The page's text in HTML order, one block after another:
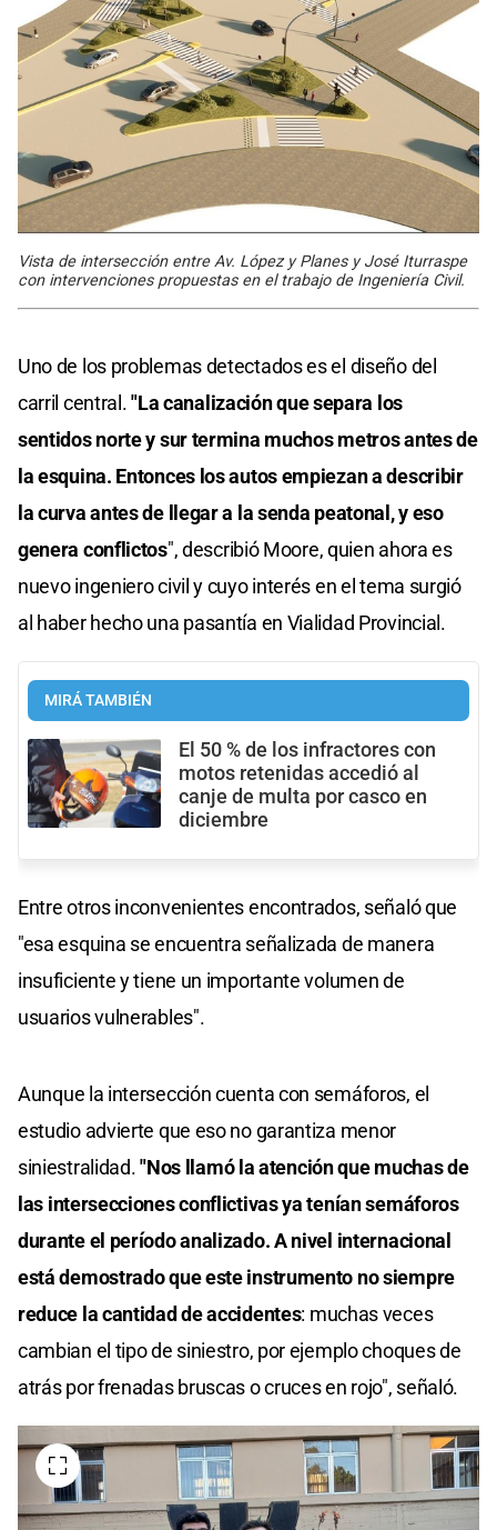
Vista de intersección entre Av. López y Planes y José Iturraspe
con intervenciones propuestas en el trabajo de Ingeniería Civil.
Uno de los problemas detectados es el diseño del
carril central."La canalización que separa los
sentidos norte y sur termina muchos metros antes de
la esquina. Entonces los autos empiezan a describir
la curva antes de llegar a la senda peatonal, y eso
genera conflictos", describió Moore, quien ahora es
nuevo ingeniero civil y cuyo interés en el tema surgió
al haber hecho una pasantía en Vialidad Provincial.
MIRÁ TAMBIÉN
El 50 % de los infractores con
motos retenidas accedió al
canje de multa por casco en
diciembre
Entre otros inconvenientes encontrados, señaló que
"esa esquina se encuentra señalizada de manera
insuficiente y tiene un importante volumen de
usuarios vulnerables".
Aunque la intersección cuenta con semáforos, el
estudio advierte que eso no garantiza menor
siniestralidad."Nos llamó la atención que muchas de
las intersecciones conflictivas ya tenían semáforos
durante el período analizado. A nivel internacional
está demostrado que este instrumento no siempre
reduce la cantidad de accidentes: muchas veces
cambian el tipo de siniestro, por ejemplo choques de
atrás por frenadas bruscas o cruces en rojo", señaló.